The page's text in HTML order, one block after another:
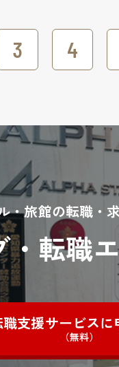
3 4
・旅館の転職・
転職
職支援サービスに
（無料）